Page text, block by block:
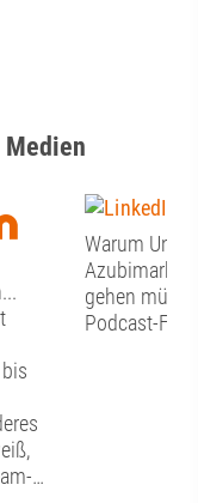
Medien
Warum
gehen
Podcast-